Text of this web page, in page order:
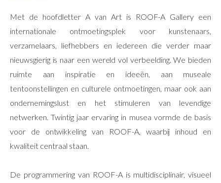
Met de hoofdletter A van Art is ROOF-A Gallery een
internationale ontmoetingsplek voor kunstenaars,
verzamelaars, liefhebbers en iedereen die verder maar
nieuwsgierig is naar een wereld vol verbeelding. We bieden
ruimte aan inspiratie en ideeën, aan museale
tentoonstellingen en culturele ontmoetingen, maar ook aan
ondernemingslust en het stimuleren van levendige
netwerken. Twintig jaar ervaring in musea vormde de basis
voor de ontwikkeling van ROOF-A, waarbij inhoud en
kwaliteit centraal staan.
De programmering van ROOF-A is multidisciplinair, visueel